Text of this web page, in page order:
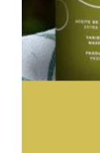
més
llegit...
Editorial